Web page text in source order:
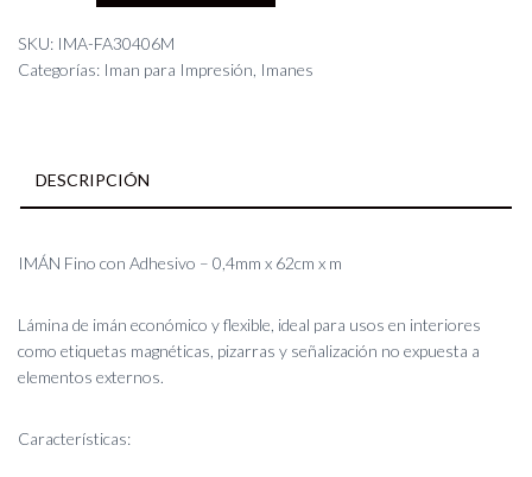
Adhesivo
-
SKU: IMA-FA30406M
Categorías: Iman para Impresión Imanes
DESCRIPCIÓN
IMÁN Fino con Adhesivo – 0,4mm x 62cm x m
Lámina de imán económico y flexible, ideal para usos en interiores
como etiquetas magnéticas, pizarras y señalización no expuesta a
elementos externos.
Características: